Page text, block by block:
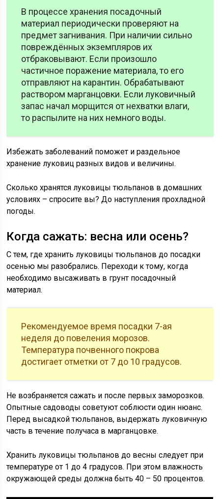
В процессе хранения посадочный
материал периодически проверяют на
предмет загнивания. При наличии сильно
повреждённых экземпляров их
отбраковывают. Если произошло
частичное поражение материала, то его
отправляют на карантин. Обрабатывают
раствором марганцовки. Если луковичный
запас начал морщится от нехватки влаги,
то распылите на них немного воды.
Избежать заболеваний поможет и раздельное
хранение луковиц разных видов и величины.
Сколько хранятся луковицы тюльпанов в домашних
условиях – спросите вы? До наступления прохладной
погоды.
Когда сажать: весна или осень?
С тем, где хранить луковицы тюльпанов до посадки
осенью мы разобрались. Переходи к тому, когда
необходимо высаживать в грунт посадочный
материал.
Рекомендуемое время посадки 7-ая
неделя до повеления морозов.
Температура почвенного покрова
достигает отметки от 7 до 10 градусов.
Не возбраняется сажать и после первых заморозков.
Опытные садоводы советуют соблюсти один нюанс.
Перед высадкой тюльпанов, выдержать луковичную
часть в течение получаса в марганцовке.
Хранить луковицы тюльпанов до весны следует при
температуре от 1 до 4 градусов. При этом влажность
окружающей среды должна быть 40 – 50 процентов.